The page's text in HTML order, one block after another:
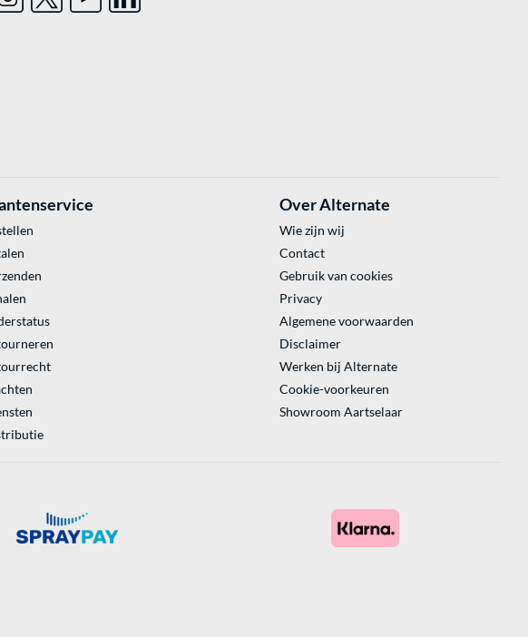
Over Alternate
Wie zijn wij
Contact
Gebruik van cookies
Privacy
Algemene voorwaarden
Disclaimer
Werken bij Alternate
Cookie-voorkeuren
Showroom Aartselaar